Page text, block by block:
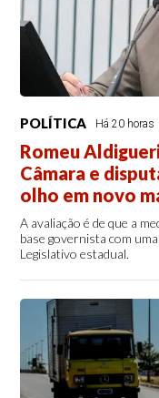
POLÍTICA Há 20 horas
Romeu
Câmara e
olho em novo
A avaliação é de que a
base governista com
Legislativo estadual.